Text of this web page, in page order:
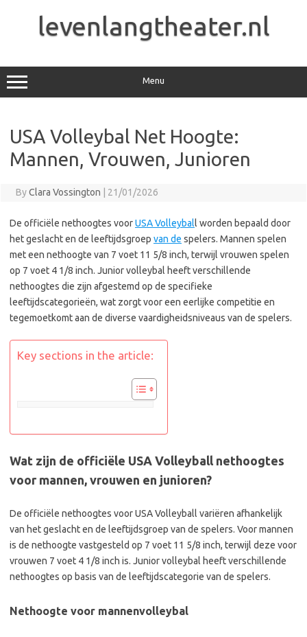
levenlangtheater.nl
Menu
USA Volleybal Net Hoogte:
Mannen, Vrouwen, Junioren
ByClara Vossington 21/01/2026
De officiële nethoogtes voorUSA Volleyball worden bepaald door
het geslacht en de leeftijdsgroep van de spelers. Mannen spelen
met een nethoogte van 7 voet 11 5/8 inch, terwijl vrouwen spelen
op 7 voet 4 1/8 inch. Junior volleybal heeft verschillende
nethoogtes die zijn afgestemd op de specifieke
leeftijdscategorieën, wat zorgt voor een eerlijke competitie en
tegemoetkomt aan de diverse vaardigheidsniveaus van de spelers.
Key sections in the article:
Wat zijn de officiële USA Volleyball nethoogtes
voor mannen, vrouwen en junioren?
De officiële nethoogtes voor USA Volleyball variëren afhankelijk
van het geslacht en de leeftijdsgroep van de spelers. Voor mannen
is de nethoogte vastgesteld op 7 voet 11 5/8 inch, terwijl deze voor
vrouwen 7 voet 4 1/8 inch is. Junior volleybal heeft verschillende
nethoogtes op basis van de leeftijdscategorie van de spelers.
Nethoogte voor mannenvolleybal